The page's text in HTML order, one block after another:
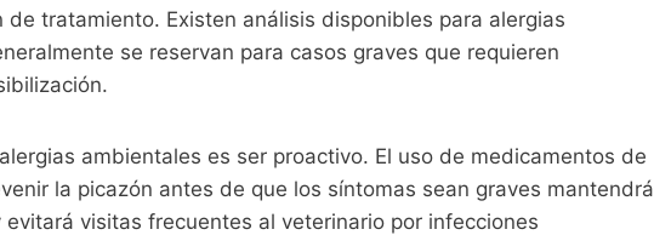
de tratamiento. Existen análisis disponibles para alergias
se reservan para casos graves que requieren
ambientales es ser proactivo. El uso de medicamentos de
la picazón antes de que los síntomas sean graves mantendrá
visitas frecuentes al veterinario por infecciones